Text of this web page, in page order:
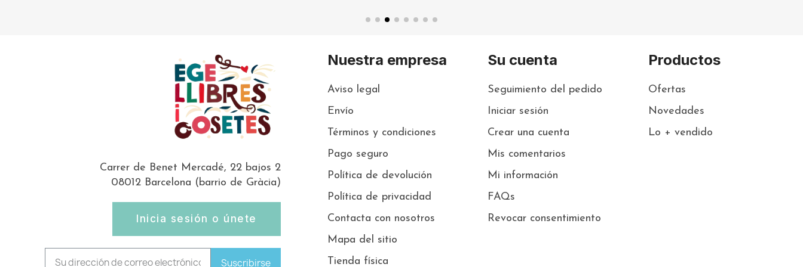
Carrer de Benet Mercadé, 22 bajos 2
08012 Barcelona (barrio de Gràcia)
Inicia sesión o únete
Suscribirse
Nuestra empresa
Aviso legal
Envío
Términos y condiciones
Pago seguro
Política de devolución
Política de privacidad
Contacta con nosotros
Mapa del sitio
Tienda física
Su cuenta
Seguimiento del pedido
Iniciar sesión
Crear una cuenta
Mis comentarios
Mi información
FAQs
Revocar consentimiento
Productos
Ofertas
Novedades
Lo + vendido